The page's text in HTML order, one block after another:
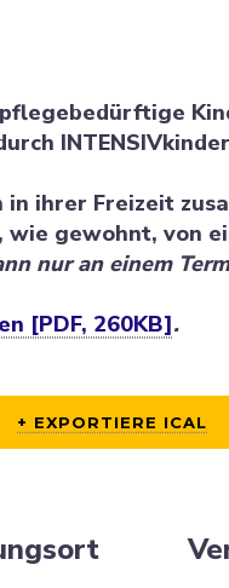
ihrer Freizeit
gewohnt, von
nur an einem
[PDF, 260KB].
+ EXPOR­TIERE ICAL